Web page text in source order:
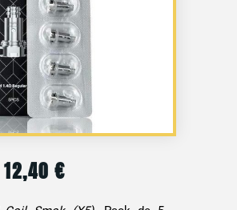
12,40 €